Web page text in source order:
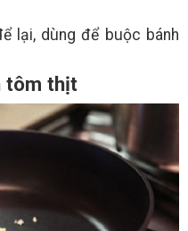
lại, dùng để buộc bánh
tôm thịt